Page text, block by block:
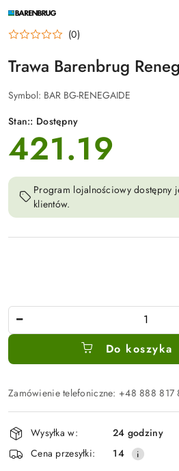
NAZWA
PRODUCENTA:
BARENBRUG (0)
Trawa Barenbrug
Symbol: BAR BG-RENEGAIDE
Stan:: Dostępny
cena:
421.19
Program lojalnościowy dostępny
klientów.
Do koszyka
Zamówienie telefoniczne: +48 888 817
Wyślij
Dostępność
i
dostawa
Wysyłka w:
24 godziny
Cena przesyłki:
14